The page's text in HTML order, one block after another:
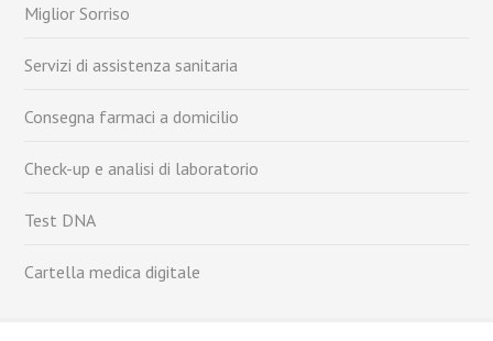
Miglior Sorriso
Servizi di assistenza sanitaria
Consegna farmaci a domicilio
Check-up e analisi di laboratorio
Test DNA
Cartella medica digitale